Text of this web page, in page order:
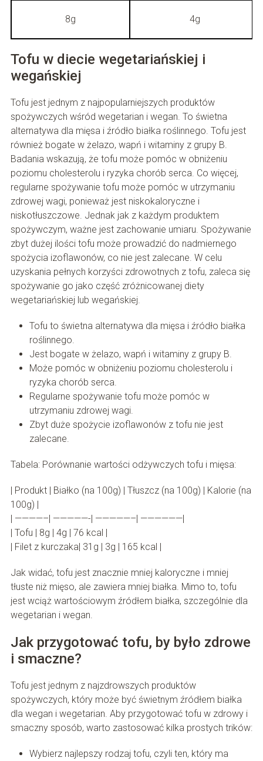
8g 4g
Tofu w diecie wegetariańskiej i
wegańskiej
Tofu jest jednym z najpopularniejszych produktów
spożywczych wśród wegetarian i wegan. To świetna
alternatywa dla mięsa i źródło białka roślinnego. Tofu jest
również bogate w żelazo, wapń i witaminy z grupy B.
Badania wskazują, że tofu może pomóc w obniżeniu
poziomu cholesterolu i ryzyka chorób serca. Co więcej,
regularne spożywanie tofu może pomóc w utrzymaniu
zdrowej wagi, ponieważ jest niskokaloryczne i
niskotłuszczowe. Jednak jak z każdym produktem
spożywczym, ważne jest zachowanie umiaru. Spożywanie
zbyt dużej ilości tofu może prowadzić do nadmiernego
spożycia izoflawonów, co nie jest zalecane. W celu
uzyskania pełnych korzyści zdrowotnych z tofu, zaleca się
spożywanie go jako część zróżnicowanej diety
wegetariańskiej lub wegańskiej.
Tofu to świetna alternatywa dla mięsa i źródło białka
roślinnego.
Jest bogate w żelazo, wapń i witaminy z grupy B.
Może pomóc w obniżeniu poziomu cholesterolu i
ryzyka chorób serca.
Regularne spożywanie tofu może pomóc w
utrzymaniu zdrowej wagi.
Zbyt duże spożycie izoflawonów z tofu nie jest
zalecane.
Tabela: Porównanie wartości odżywczych tofu i mięsa:
| Produkt | Białko (na 100g) | Tłuszcz (na 100g) | Kalorie (na
100g) |
| ————–| —————-| —————–| ——————|
| Tofu | 8g | 4g | 76 kcal |
| Filet z kurczaka| 31g | 3g | 165 kcal |
Jak widać, tofu jest znacznie mniej kaloryczne i mniej
tłuste niż mięso, ale zawiera mniej białka. Mimo to, tofu
jest wciąż wartościowym źródłem białka, szczególnie dla
wegetarian i wegan.
Jak przygotować tofu, by było zdrowe
i smaczne?
Tofu jest jednym z najzdrowszych produktów
spożywczych, który może być świetnym źródłem białka
dla wegan i wegetarian. Aby przygotować tofu w zdrowy i
smaczny sposób, warto zastosować kilka prostych trików:
Wybierz najlepszy rodzaj tofu, czyli ten, który ma